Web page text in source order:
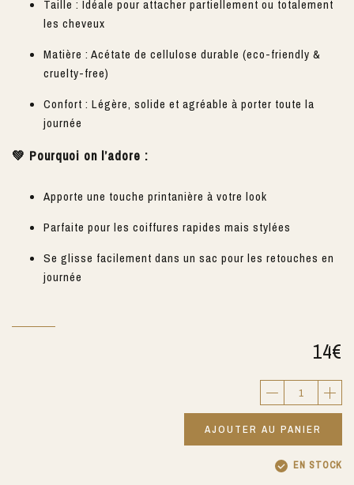
Taille : Idéale pour attacher partiellement ou totalement
les cheveux
Matière : Acétate de cellulose durable (eco-friendly &
cruelty-free)
Confort : Légère, solide et agréable à porter toute la
journée
💚 Pourquoi on l’adore :
Apporte une touche printanière à votre look
Parfaite pour les coiffures rapides mais stylées
Se glisse facilement dans un sac pour les retouches en
journée
14€
AJOUTER AU PANIER
EN STOCK